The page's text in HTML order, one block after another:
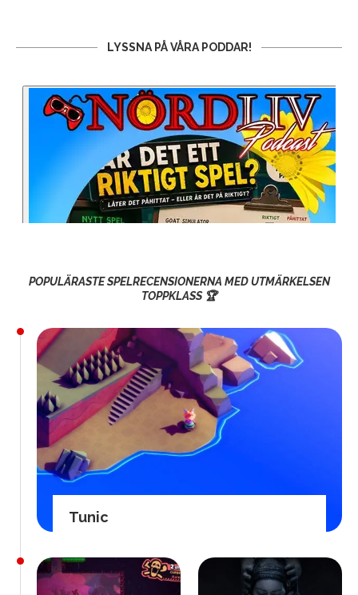
LYSSNA PÅ VÅRA PODDAR!
POPULÄRASTE SPELRECENSIONERNA MED UTMÄRKELSEN
TOPPKLASS 🏆
Tunic